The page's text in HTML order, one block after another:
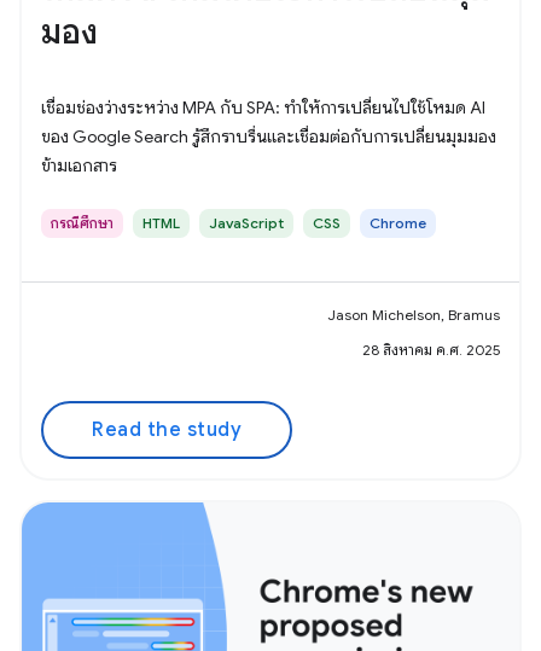
มอง
เชื่อมช่องว่างระหว่าง MPA กับ SPA: ทำให้การเปลี่ยนไปใช้โหมด AI
ของ Google Search รู้สึกราบรื่นและเชื่อมต่อกับการเปลี่ยนมุมมอง
ข้ามเอกสาร
กรณีศึกษา HTML JavaScript CSS Chrome
Jason Michelson, Bramus
28 สิงหาคม ค.ศ. 2025
Read the study